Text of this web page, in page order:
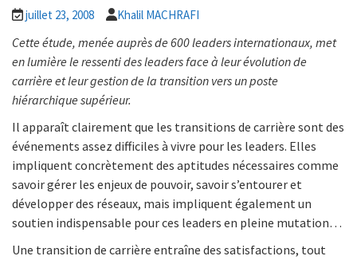
juillet 23, 2008 Khalil MACHRAFI
Cette étude, menée auprès de 600 leaders internationaux, met
en lumière le ressenti des leaders face à leur évolution de
carrière et leur gestion de la transition vers un poste
hiérarchique supérieur.
Il apparaît clairement que les transitions de carrière sont des
événements assez difficiles à vivre pour les leaders. Elles
impliquent concrètement des aptitudes nécessaires comme
savoir gérer les enjeux de pouvoir, savoir s’entourer et
développer des réseaux, mais impliquent également un
soutien indispensable pour ces leaders en pleine mutation…
Une transition de carrière entraîne des satisfactions, tout